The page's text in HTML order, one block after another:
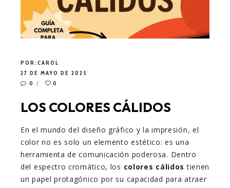
POR:CAROL
27 DE MAYO DE 2025
0
0
LOS COLORES CÁLIDOS
En el mundo del diseño gráfico y la impresión, el
color no es solo un elemento estético: es una
herramienta de comunicación poderosa. Dentro
del espectro cromático, los colores cálidos tienen
un papel protagónico por su capacidad para atraer